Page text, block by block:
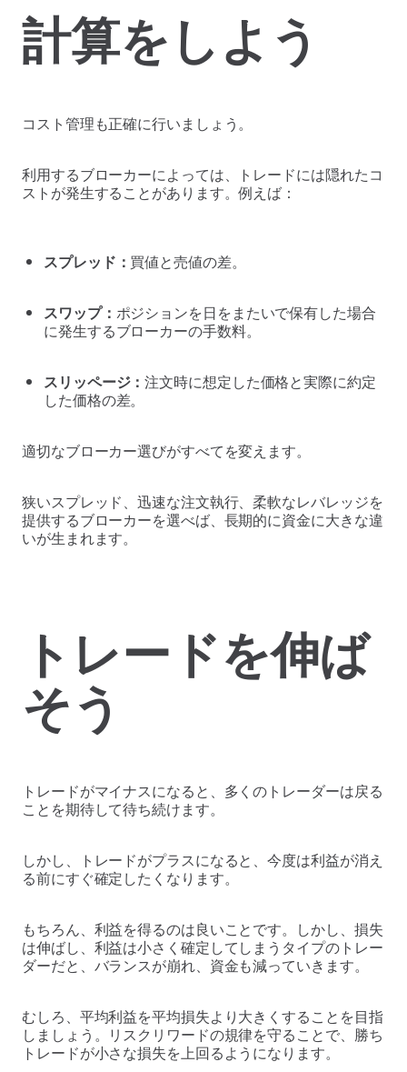
計算をしよう
コスト管理も正確に行いましょう。
利用するブローカーによっては、トレードには隠れたコ
ストが発生することがあります。例えば：
スプレッド： 買値と売値の差。
スワップ： ポジションを日をまたいで保有した場合
に発生するブローカーの手数料。
スリッページ：注文時に想定した価格と実際に約定
した価格の差。
適切なブローカー選びがすべてを変えます。
狭いスプレッド、迅速な注文執行、柔軟なレバレッジを
提供するブローカーを選べば、長期的に資金に大きな違
いが生まれます。
トレードを伸ば
そう
トレードがマイナスになると、多くのトレーダーは戻る
ことを期待して待ち続けます。
しかし、トレードがプラスになると、今度は利益が消え
る前にすぐ確定したくなります。
もちろん、利益を得るのは良いことです。しかし、損失
は伸ばし、利益は小さく確定してしまうタイプのトレー
ダーだと、バランスが崩れ、資金も減っていきます。
むしろ、平均利益を平均損失より大きくすることを目指
しましょう。リスクリワードの規律を守ることで、勝ち
トレードが小さな損失を上回るようになります。